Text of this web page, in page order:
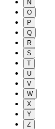
N
O
P
Q
R
S
T
U
V
W
X
Y
Z